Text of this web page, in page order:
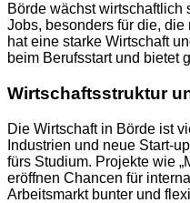
Börde wächst wirtschaftlich
Jobs, besonders für die,
hat eine starke Wirtschaft
beim Berufsstart und bietet
Wirtschaftsstruktur
Die Wirtschaft in Börde ist
Industrien und neue Start-
fürs Studium. Projekte wie
eröffnen Chancen für
Arbeitsmarkt bunter und